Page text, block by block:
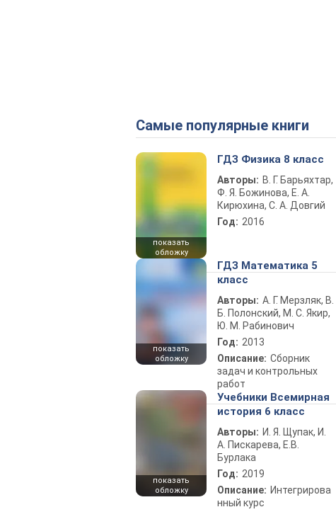
Самые популярные книги
показать
обложку
ГДЗ Физика 8 класс
Авторы: В. Г. Барьяхтар,
Ф. Я. Божинова, Е. А.
Кирюхина, С. А. Довгий
Год: 2016
показать
обложку
ГДЗ Математика 5
класс
Авторы: А. Г. Мерзляк, В.
Б. Полонский, М. С. Якир,
Ю. М. Рабинович
Год: 2013
Описание: Сборник
задач и контрольных
работ
показать
обложку
Учебники Всемирная
история 6 класс
Авторы: И. Я. Щупак, И.
А. Пискарева, Е.В.
Бурлака
Год: 2019
Описание: Интегрирова
нный курс